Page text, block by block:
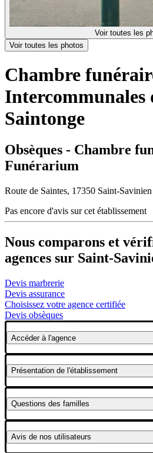
Voir toutes les
Voir toutes les photos
Chambre
Intercommunales
Saintonge
Obsèques - Chambre
Funérarium
Route de Saintes, 17350 Saint-Savinien
Pas encore d'avis sur cet établissement
Nous comparons et
agences sur Saint-
Devis marbrerie
Devis assurance
Choisissez votre agence certifiée
Devis obsèques
Accéderà l'agence
Présentation de l'établissement
Questions des familles
Avis de nos utilisateurs